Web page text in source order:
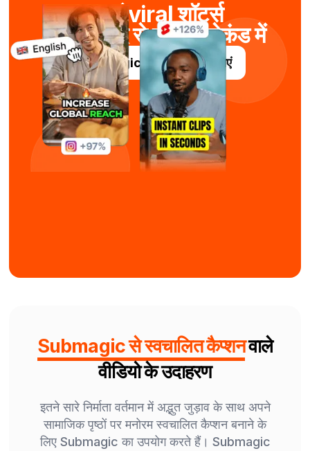
बनाएं viral शॉर्ट्स
AI की मदद से कुछ ही सेकंड में
Submagic को निःशुल्क आज़माएं
Submagic से स्वचालित कैप्शनवाले
वीडियो के उदाहरण
इतने सारे निर्माता वर्तमान में अद्भुत जुड़ाव के साथ अपने
सामाजिक पृष्ठों पर मनोरम स्वचालित कैप्शन बनाने के
लिए Submagic का उपयोग करते हैं। Submagic